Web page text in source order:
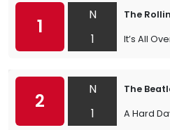
1
N
1
The
It’s All
2
N
1
The
A Hard